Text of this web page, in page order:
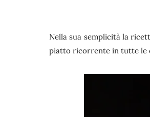
Nella sua semplicità la
piatto ricorrente in tutte le